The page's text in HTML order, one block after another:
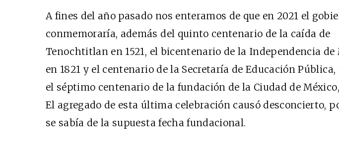
A fines del año pasado nos enteramos de que en 2021 el
conmemoraría, además del quinto centenario de la caída de
Tenochtitlan en 1521, el bicentenario de la Independencia de
en 1821 y el centenario de la Secretaría de Educación
el séptimo centenario de la fundación de la Ciudad de México,
El agregado de esta última celebración causó desconcierto,
se sabía de la supuesta fecha fundacional.
Cine desde los